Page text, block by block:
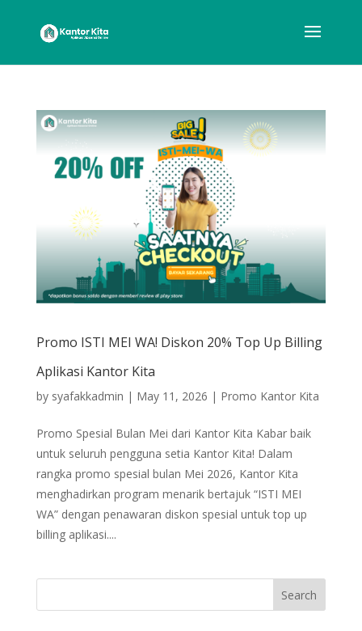
Promo ISTI MEI WA! Diskon 20% Top Up Billing
Aplikasi Kantor Kita
by syafakkadmin | May 11, 2026 | Promo Kantor Kita
Promo Spesial Bulan Mei dari Kantor Kita Kabar baik
untuk seluruh pengguna setia Kantor Kita! Dalam
rangka promo spesial bulan Mei 2026, Kantor Kita
menghadirkan program menarik bertajuk “ISTI MEI
WA” dengan penawaran diskon spesial untuk top up
billing aplikasi....